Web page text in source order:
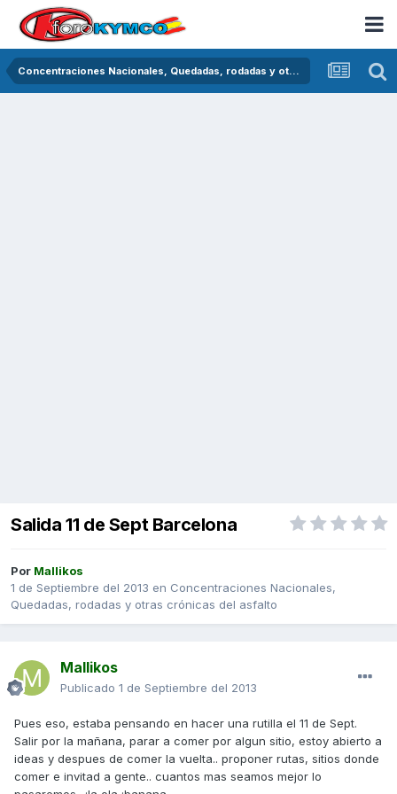
Concentraciones Nacionales, Quedadas, rodadas y otras crónicas del asfalto
Salida 11 de Sept Barcelona
Por Mallikos
1 de Septiembre del 2013 en Concentraciones Nacionales,
Quedadas, rodadas y otras crónicas del asfalto
Mallikos
Publicado 1 de Septiembre del 2013
Pues eso, estaba pensando en hacer una rutilla el 11 de Sept.
Salir por la mañana, parar a comer por algun sitio, estoy abierto a
ideas y despues de comer la vuelta.. proponer rutas, sitios donde
comer e invitad a gente.. cuantos mas seamos mejor lo